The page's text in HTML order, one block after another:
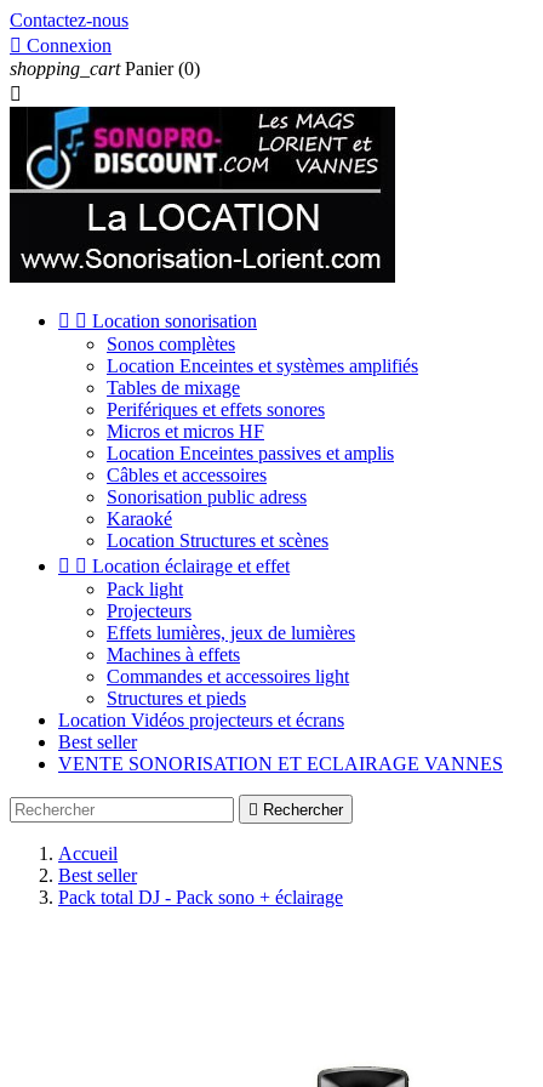
Contactez-nous
 Connexion
shopping_cart Panier (0)

  Location sonorisation
Sonos complètes
Location Enceintes et systèmes amplifiés
Tables de mixage
Perifériques et effets sonores
Micros et micros HF
Location Enceintes passives et amplis
Câbles et accessoires
Sonorisation public adress
Karaoké
Location Structures et scènes
  Location éclairage et effet
Pack light
Projecteurs
Effets lumières, jeux de lumières
Machines à effets
Commandes et accessoires light
Structures et pieds
Location Vidéos projecteurs et écrans
Best seller
VENTE SONORISATION ET ECLAIRAGE VANNES
 Rechercher
Accueil
Best seller
Pack total DJ - Pack sono + éclairage